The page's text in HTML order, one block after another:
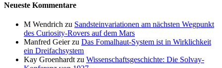
Neueste Kommentare
M Wendrich zu Sandsteinvariationen am nächsten Wegpunkt
des Curiosity-Rovers auf dem Mars
Manfred Geierzu Das Fomalhaut-System ist in Wirklichkeit
ein Dreifachsystem
Kay Groenhardt zu Wissenschaftsgeschichte: Die Solvay-